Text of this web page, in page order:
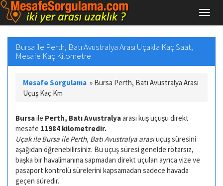
Bursa ile Perth, Batı Avustralya Arası Uçakla Kaç Saat,
Mesafe Kaç Kilometre
Mesafe Sorgulama » Bursa Perth, Batı Avustralya Arası
Uçuş Kaç Km
Bursaile Perth, Batı Avustralyaarası kuş uçuşu direkt
mesafe 11984 kilometredir.
Uçak ile Bursa ile Perth, Batı Avustralya arasıuçuş süresini
aşağıdan öğrenebilirsiniz. Bu uçuş süresi genelde rötarsız,
başka bir havalimanına sapmadan direkt uçulan ayrıca vize ve
pasaport kontrolü sürelerini kapsamadan sadece havada
geçen süredir.